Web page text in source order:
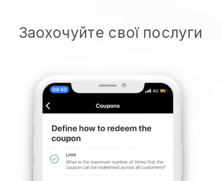
Заохочуйте свої послуги